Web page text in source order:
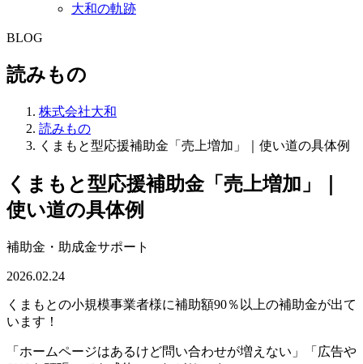
大和の軌跡
BLOG
読みもの
株式会社大和
読みもの
くまもと型応援補助金「売上増加」｜使い道の具体例
くまもと型応援補助金「売上増加」｜
使い道の具体例
補助金・助成金サポート
2026.02.24
くまもとの小規模事業者様に補助額90％以上の補助金が出て
います！
「ホームページはあるけど問い合わせが増えない」「広告や